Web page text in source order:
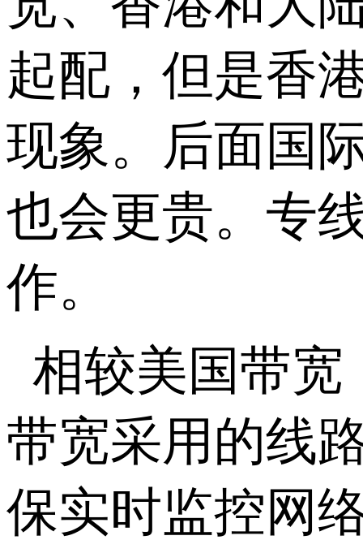
起配，但是香
现象。后面国
也会更贵。专
作。
相较美国带宽
带宽采用的线
保实时监控网